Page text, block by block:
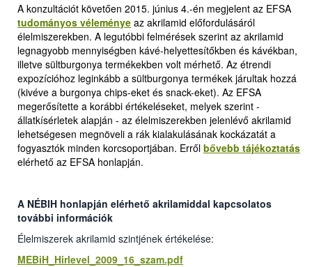
A konzultációt követően 2015. június 4.-én megjelent az EFSA
tudományos véleménye az akrilamid előfordulásáról
élelmiszerekben. A legutóbbi felmérések szerint az akrilamid
legnagyobb mennyiségben kávé-helyettesítőkben és kávékban,
illetve sültburgonya termékekben volt mérhető. Az étrendi
expozícióhoz leginkább a sültburgonya termékek járultak hozzá
(kivéve a burgonya chips-eket és snack-eket). Az EFSA
megerősítette a korábbi értékeléseket, melyek szerint -
állatkísérletek alapján - az élelmiszerekben jelenlévő akrilamid
lehetségesen megnöveli a rák kialakulásának kockázatát a
fogyasztók minden korcsoportjában. Erről bővebb tájékoztatás
elérhető az EFSA honlapján.
A NÉBIH honlapján elérhető akrilamiddal kapcsolatos
további információk
Élelmiszerek akrilamid szintjének értékelése:
MEBiH_Hirlevel_2009_16_szam.pdf